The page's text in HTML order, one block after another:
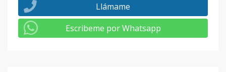
Llámame
Escribeme por Whatsapp